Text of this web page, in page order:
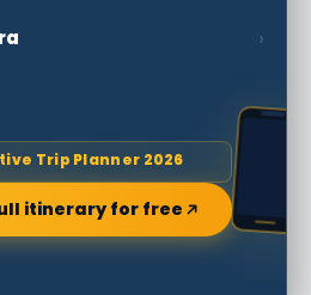
›
Trip Planner 2026
itinerary for free